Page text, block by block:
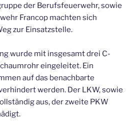
der Berufsfeuerwehr, sowie
Francop machten sich
zur Einsatzstelle.
wurde mit insgesamt drei C-
eingeleitet. Ein
auf das benachbarte
werden. Der LKW, sowie
aus, der zweite PKW